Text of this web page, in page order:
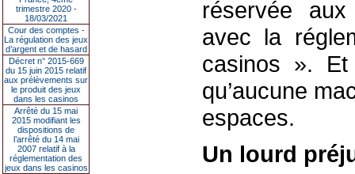
trimestre 2020 -
18/03/2021
Cour des comptes -
La régulation des jeux
d’argent et de hasard
Décret n° 2015-669
du 15 juin 2015 relatif
aux prélèvements sur
le produit des jeux
dans les casinos
Arrêté du 15 mai
2015 modifiant les
dispositions de
l’arrêté du 14 mai
2007 relatif à la
réglementation des
jeux dans les casinos
réservée
avec la
casinos ».
qu’aucune
espaces.
Un lourd